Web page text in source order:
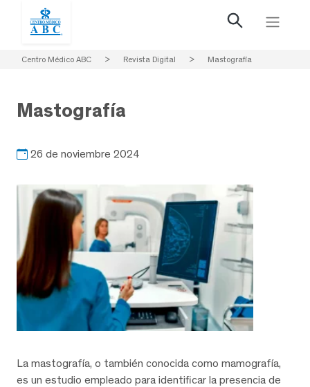
Centro Médico ABC > Revista Digital > Mastografía
Mastografía
26 de noviembre 2024
La mastografía, o también conocida como mamografía,
es un estudio empleado para identificar la presencia de